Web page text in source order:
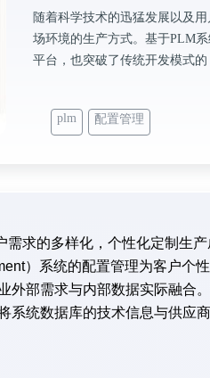
随着科学技术的迅猛发展以及
场环境的生产方式。基于PLM
平台，也突破了传统开发模式的
plm 配置管理
求的多样化，个性化定制生
）系统的配置管理为客户个
外部需求与内部数据实际融合。
系统数据库的技术信息与供应